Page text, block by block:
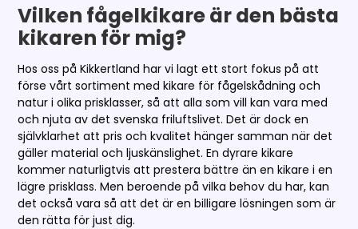
Vilken fågelkikare är den bästa
kikaren för mig?
Hos oss på Kikkertland har vi lagt ett stort fokus på att
förse vårt sortiment med kikare för fågelskådning och
natur i olika prisklasser, så att alla som vill kan vara med
och njuta av det svenska friluftslivet. Det är dock en
självklarhet att pris och kvalitet hänger samman när det
gäller material och ljuskänslighet. En dyrare kikare
kommer naturligtvis att prestera bättre än en kikare i en
lägre prisklass. Men beroende på vilka behov du har, kan
det också vara så att det är en billigare lösningen som är
den rätta för just dig.